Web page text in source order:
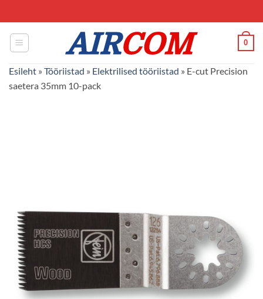
to
content
0
Esileht » Tööriistad » Elektrilised tööriistad » E-cut Precision
saetera 35mm 10-pack